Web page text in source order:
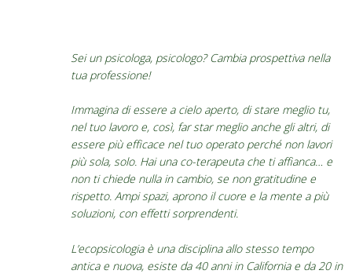
Sei un psicologa, psicologo? Cambia prospettiva nella
tua professione!
Immagina di essere a cielo aperto, di stare meglio tu,
nel tuo lavoro e, così, far star meglio anche gli altri, di
essere più efficace nel tuo operato perché non lavori
più sola, solo. Hai una co-terapeuta che ti affianca… e
non ti chiede nulla in cambio, se non gratitudine e
rispetto. Ampi spazi, aprono il cuore e la mente a più
soluzioni, con effetti sorprendenti.
L’ecopsicologia è una disciplina allo stesso tempo
antica e nuova, esiste da 40 anni in California e da 20 in